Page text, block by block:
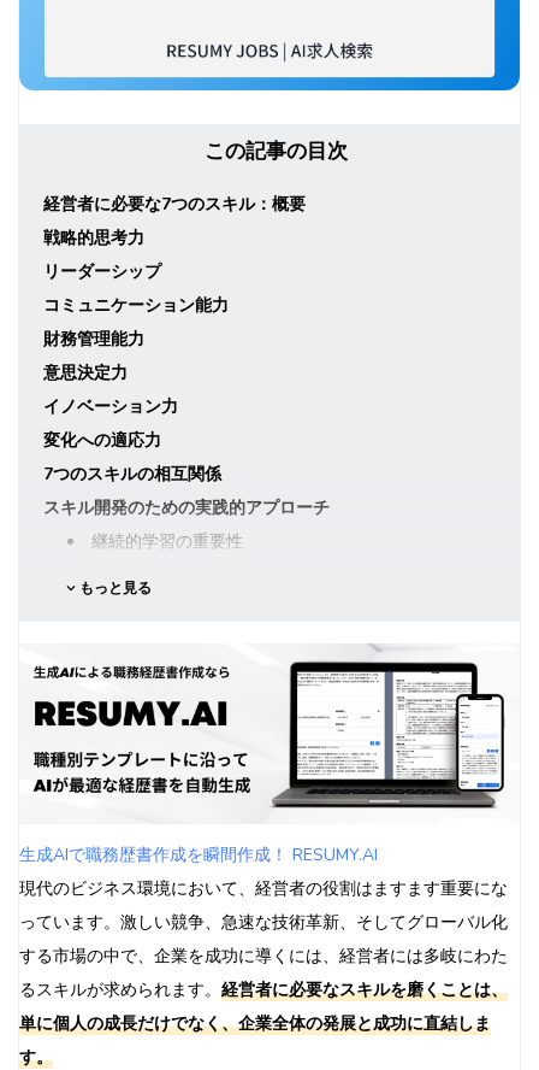
この記事の目次
経営者に必要な7つのスキル：概要
戦略的思考力
リーダーシップ
コミュニケーション能力
財務管理能力
意思決定力
イノベーション力
変化への適応力
7つのスキルの相互関係
スキル開発のための実践的アプローチ
継続的学習の重要性
メンターシップとネットワーキング
よくある質問（FAQ）
Q1: 経営者に必要なスキルの中で、最も重要なものは何
Q2: これらのスキルは生まれつきのものですか、それと
も後天的に習得できるものですか？
Q3: スキル開発にはどのくらいの時間がかかりますか？
Q4: 新任の経営者が最初に焦点を当てるべきスキルは何
ですか？
Q5: 経営者のスキル開発において、最大の障害は何です
か？
もっと見る
生成AIで職務歴書作成を瞬間作成！ RESUMY.AI
現代のビジネス環境において、経営者の役割はますます重要にな
っています。激しい競争、急速な技術革新、そしてグローバル化
する市場の中で、企業を成功に導くには、経営者には多岐にわた
るスキルが求められます。 経営者に必要なスキルを磨くことは、
単に個人の成長だけでなく、企業全体の発展と成功に直結しま
す。